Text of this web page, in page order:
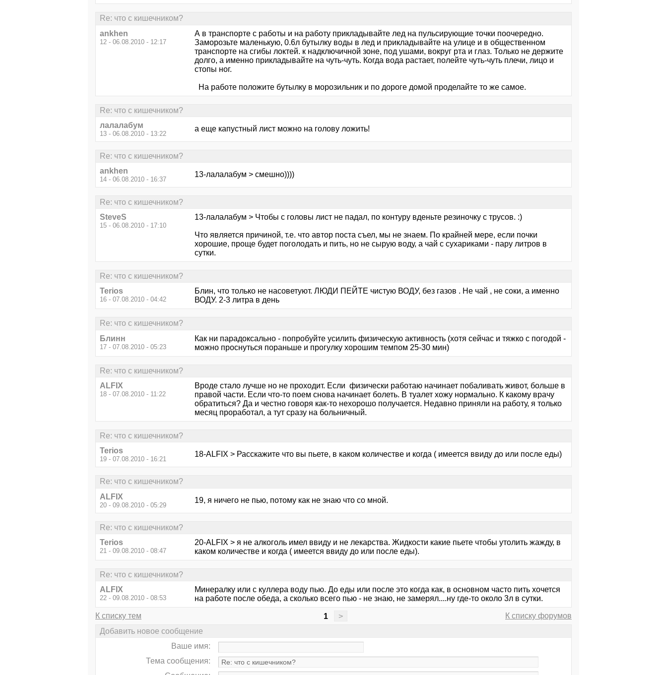
Re: что с кишечником?
ankhen
12 - 06.08.2010 - 12:17
А в транспорте с работы и на работу прикладывайте лед на пульсирующие точки поочередно.
Заморозьте маленькую, 0.6л бутылку воды в лед и прикладывайте на улице и в общественном
транспорте на сгибы локтей. к надключичной зоне, под ушами, вокруг рта и глаз. Только не держите
долго, а именно прикладывайте на чуть-чуть. Когда вода растает, полейте чуть-чуть плечи, лицо и
стопы ног.
На работе положите бутылку в морозильник и по дороге домой проделайте то же самое.
Re: что с кишечником?
лалалабум
13 - 06.08.2010 - 13:22
а еще капустный лист можно на голову ложить!
Re: что с кишечником?
ankhen
14 - 06.08.2010 - 16:37
13-лалалабум > смешно))))
Re: что с кишечником?
SteveS
15 - 06.08.2010 - 17:10
13-лалалабум > Чтобы с головы лист не падал, по контуру вденьте резиночку с трусов. :)
Что является причиной, т.е. что автор поста съел, мы не знаем. По крайней мере, если почки
хорошие, проще будет поголодать и пить, но не сырую воду, а чай с сухариками - пару литров в
сутки.
Re: что с кишечником?
Terios
16 - 07.08.2010 - 04:42
Блин, что только не насоветуют. ЛЮДИ ПЕЙТЕ чистую ВОДУ, без газов . Не чай , не соки, а именно
ВОДУ. 2-3 литра в день
Re: что с кишечником?
Блинн
17 - 07.08.2010 - 05:23
Как ни парадоксально - попробуйте усилить физическую активность (хотя сейчас и тяжко с погодой -
можно проснуться пораньше и прогулку хорошим темпом 25-30 мин)
Re: что с кишечником?
ALFIX
18 - 07.08.2010 - 11:22
Вроде стало лучше но не проходит. Если физически работаю начинает побаливать живот, больше в
правой части. Если что-то поем снова начинает болеть. В туалет хожу нормально. К какому врачу
обратиться? Да и честно говоря как-то нехорошо получается. Недавно приняли на работу, я только
месяц проработал, а тут сразу на больничный.
Re: что с кишечником?
Terios
19 - 07.08.2010 - 16:21
18-ALFIX > Расскажите что вы пьете, в каком количестве и когда ( имеется ввиду до или после еды)
Re: что с кишечником?
ALFIX
20 - 09.08.2010 - 05:29
19, я ничего не пью, потому как не знаю что со мной.
Re: что с кишечником?
Terios
21 - 09.08.2010 - 08:47
20-ALFIX > я не алкоголь имел ввиду и не лекарства. Жидкости какие пьете чтобы утолить жажду, в
каком количестве и когда ( имеется ввиду до или после еды).
Re: что с кишечником?
ALFIX
22 - 09.08.2010 - 08:53
Минералку или с куллера воду пью. До еды или после это когда как, в основном часто пить хочется
на работе после обеда, а сколько всего пью - не знаю, не замерял....ну где-то около 3л в сутки.
К списку тем 1 >
К списку форумов
Добавить новое сообщение
Ваше имя:
Тема сообщения: